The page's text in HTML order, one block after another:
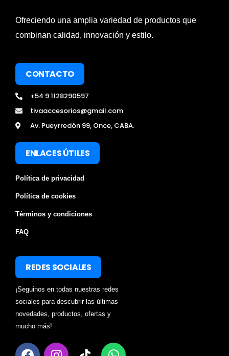
Ofreciendo una amplia variedad de productos que
combinan calidad, innovación y estilo.
CONTACTO
+54 9 1128290597
tivaaccesorios@gmail.com
Av. Pueyrredón 99, Once, CABA.
ENLACES ÚTILES
Política de privacidad
Política de cookies
Términos y condiciones
FAQ
REDES SOCIALES
¡Seguinos en todas nuestras redes
sociales para descubrir las últimas
novedades, productos, ofertas y
mucho más!